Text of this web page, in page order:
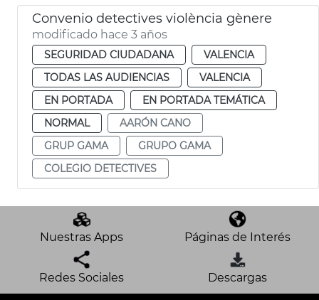
Convenio detectives violència gènere
modificado hace 3 años
SEGURIDAD CIUDADANA
VALENCIA
TODAS LAS AUDIENCIAS
VALENCIA
EN PORTADA
EN PORTADA TEMÁTICA
NORMAL
AARÓN CANO
GRUP GAMA
GRUPO GAMA
COLEGIO DETECTIVES
Nuestras Apps Páginas de Interés
Redes Sociales Descargas